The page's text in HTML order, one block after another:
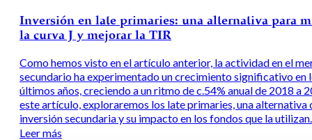
Inversión en late primaries: una alternativa para
la curva J y mejorar la TIR
Como hemos visto en el artículo anterior, la actividad en el
secundario ha experimentado un crecimiento significativo en
últimos años, creciendo a un ritmo de c.54% anual de 2018 a
este artículo, exploraremos los late primaries, una alternativa
inversión secundaria y su impacto en los fondos que la utilizan.
Leer más